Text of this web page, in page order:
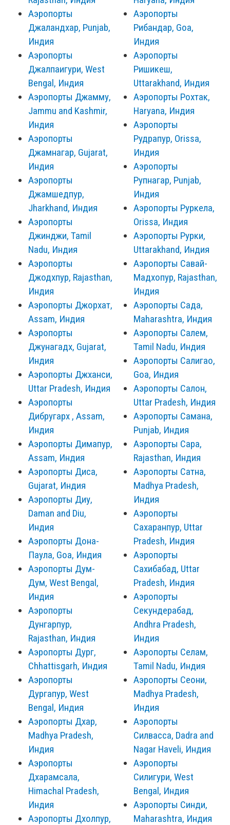
Аэропорты
Джаландхар, Punjab,
Индия
Аэропорты
Джалпаигури, West
Bengal, Индия
Аэропорты Джамму,
Jammu and Kashmir,
Индия
Аэропорты
Джамнагар, Gujarat,
Индия
Аэропорты
Джамшедпур,
Jharkhand, Индия
Аэропорты
Джинджи, Tamil
Nadu, Индия
Аэропорты
Джодхпур, Rajasthan,
Индия
Аэропорты Джорхат,
Assam, Индия
Аэропорты
Джунагадх, Gujarat,
Индия
Аэропорты Джханси,
Uttar Pradesh, Индия
Аэропорты
Дибругарх , Assam,
Индия
Аэропорты Димапур,
Assam, Индия
Аэропорты Диса,
Gujarat, Индия
Аэропорты Диу,
Daman and Diu,
Индия
Аэропорты Дона-
Паула, Goa, Индия
Аэропорты Дум-
Дум, West Bengal,
Индия
Аэропорты
Дунгарпур,
Rajasthan, Индия
Аэропорты Дург,
Chhattisgarh, Индия
Аэропорты
Дургапур, West
Bengal, Индия
Аэропорты Дхар,
Madhya Pradesh,
Индия
Аэропорты
Дхарамсала,
Himachal Pradesh,
Индия
Аэропорты Дхолпур,
Аэропорты
Рибандар, Goa,
Индия
Аэропорты
Ришикеш,
Uttarakhand, Индия
Аэропорты Рохтак,
Haryana, Индия
Аэропорты
Рудрапур, Orissa,
Индия
Аэропорты
Рупнагар, Punjab,
Индия
Аэропорты Руркела,
Orissa, Индия
Аэропорты Рурки,
Uttarakhand, Индия
Аэропорты Савай-
Мадхопур, Rajasthan,
Индия
Аэропорты Сада,
Maharashtra, Индия
Аэропорты Салем,
Tamil Nadu, Индия
Аэропорты Салигао,
Goa, Индия
Аэропорты Салон,
Uttar Pradesh, Индия
Аэропорты Самана,
Punjab, Индия
Аэропорты Сара,
Rajasthan, Индия
Аэропорты Сатна,
Madhya Pradesh,
Индия
Аэропорты
Сахаранпур, Uttar
Pradesh, Индия
Аэропорты
Сахибабад, Uttar
Pradesh, Индия
Аэропорты
Секундерабад,
Andhra Pradesh,
Индия
Аэропорты Селам,
Tamil Nadu, Индия
Аэропорты Сеони,
Madhya Pradesh,
Индия
Аэропорты
Силвасса, Dadra and
Nagar Haveli, Индия
Аэропорты
Силигури, West
Bengal, Индия
Аэропорты Синди,
Maharashtra, Индия